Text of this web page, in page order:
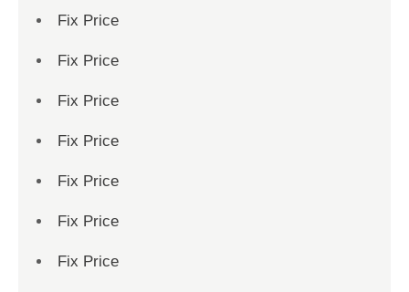
Fix Price
Fix Price
Fix Price
Fix Price
Fix Price
Fix Price
Fix Price